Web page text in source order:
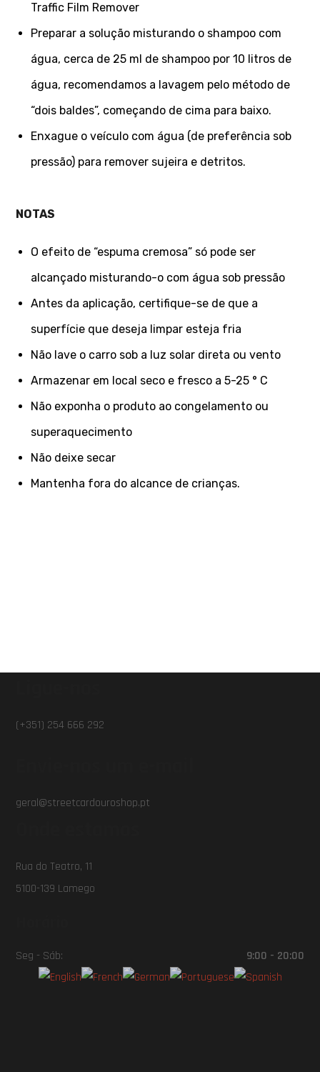
Traffic Film Remover
Preparar a solução misturando o shampoo com
água, cerca de 25 ml de shampoo por 10 litros de
água, recomendamos a lavagem pelo método de
“dois baldes”, começando de cima para baixo.
Enxague o veículo com água (de preferência sob
pressão) para remover sujeira e detritos.
NOTAS
O efeito de “espuma cremosa” só pode ser
alcançado misturando-o com água sob pressão
Antes da aplicação, certifique-se de que a
superfície que deseja limpar esteja fria
Não lave o carro sob a luz solar direta ou vento
Armazenar em local seco e fresco a 5-25 ° C
Não exponha o produto ao congelamento ou
superaquecimento
Não deixe secar
Mantenha fora do alcance de crianças.
(+351) 254 666 292
geral@streetcardouroshop.pt
Rua do Teatro, 11
5100-139 Lamego
Seg - Sáb: 9:00 - 20:00